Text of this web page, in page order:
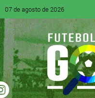
07 de agosto de 2026